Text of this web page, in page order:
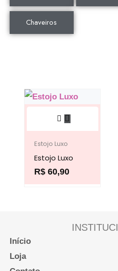
Chaveiros
Este
produto
tem
várias
variantes.
Estojo Luxo
Estojo Luxo
R$ 60,90
Início
Loja